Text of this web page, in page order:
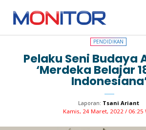
PENDIDIKAN
PENDIDIKAN
Pelaku Seni Budaya
‘Merdeka Belajar
Laporan: Tsani Ariant
Kamis, 24 Maret, 2022 / 06:25